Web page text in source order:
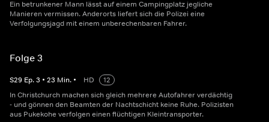
Ein betrunkener Mann lässt auf einem Campingplatz jegliche
Manieren vermissen. Anderorts liefert sich die Polizei eine
Verfolgungsjagd mit einem unberechenbaren Fahrer.
Folge 3
S29 Ep.3 • 23 Min. • HD
12
In Christchurch machen sich gleich mehrere Autofahrer verdächtig
- und gönnen den Beamten der Nachtschicht keine Ruhe. Polizisten
aus Pukekohe verfolgen einen flüchtigen Kleintransporter.